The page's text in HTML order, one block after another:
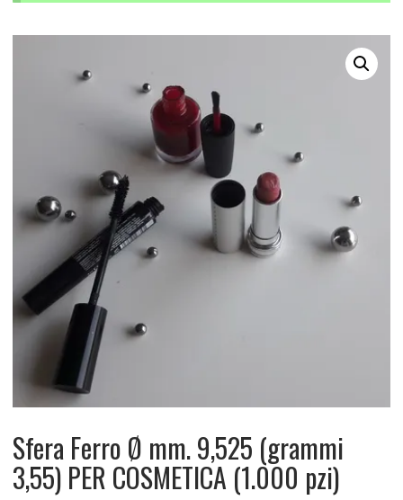
Sfera Ferro Ø mm. 9,525 (grammi
3,55) PER COSMETICA (1.000 pzi)